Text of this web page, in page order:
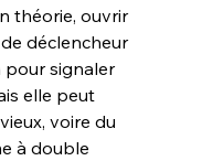
théorie, ouvrir
déclencheur
pour signaler
elle peut
voire du
à double